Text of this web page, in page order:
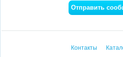
Контакты